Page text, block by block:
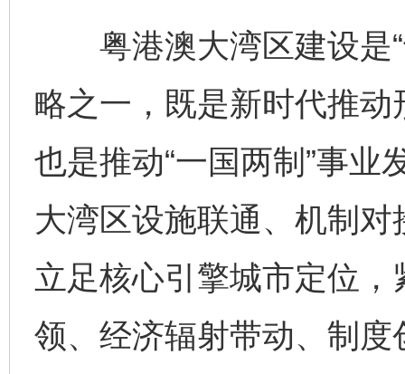
粤港澳大湾区建设是“
略之一，既是新时代推
也是推动“一国两制”事业
大湾区设施联通、机制
立足核心引擎城市定位
领、经济辐射带动、制